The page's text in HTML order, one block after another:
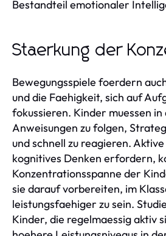
Bestandteil emotionaler
Staerkung der
Bewegungsspiele foerdern
und die Faehigkeit, sich auf
fokussieren. Kinder muessen in
Anweisungen zu folgen,
und schnell zu reagieren.
kognitives Denken erfordern,
Konzentrationsspanne der
sie darauf vorbereiten, im
leistungsfaehiger zu sein.
Kinder, die regelmaessig aktiv